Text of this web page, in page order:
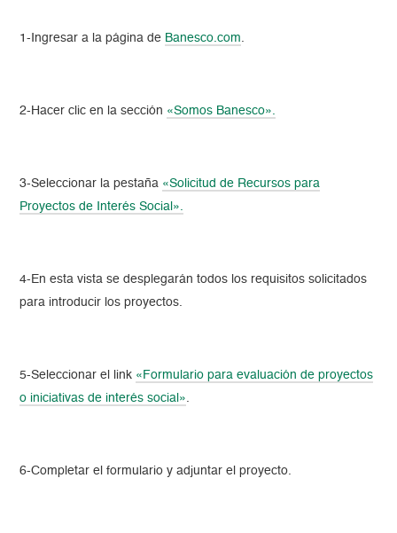
1-Ingresar a la página de Banesco.com.
2-Hacer clic en la sección «Somos Banesco».
3-Seleccionar la pestaña «Solicitud de Recursos para
Proyectos de Interés Social».
4-En esta vista se desplegarán todos los requisitos solicitados
para introducir los proyectos.
5-Seleccionar el link «Formulario para evaluación de proyectos
o iniciativas de interés social».
6-Completar el formulario y adjuntar el proyecto.